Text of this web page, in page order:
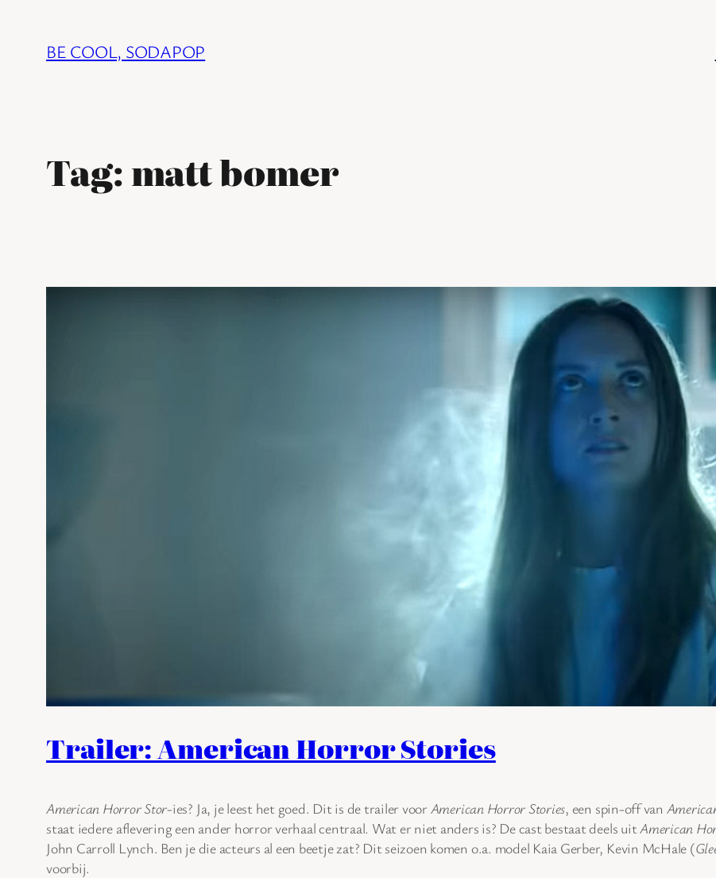
BE COOL, SODAPOP
Tag:matt bomer
Trailer: American Horror Stories
American Horror Stor-ies? Ja, je leest het goed. Dit is de trailer voor American Horror Stories, een spin-off van
staat iedere aflevering een ander horror verhaal centraal. Wat er niet anders is? De cast bestaat deels uitAmerican
John Carroll Lynch. Ben je die acteurs al een beetje zat? Dit seizoen komen o.a. model Kaia Gerber, Kevin McHale (
voorbij.